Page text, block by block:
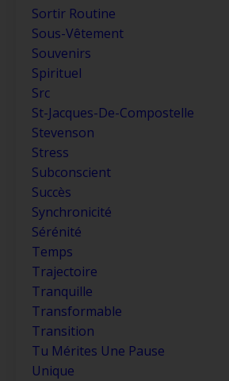
Sortir Routine
Sous-Vêtement
Souvenirs
Spirituel
Src
St-Jacques-De-Compostelle
Stevenson
Stress
Subconscient
Succès
Synchronicité
Sérénité
Temps
Trajectoire
Tranquille
Transformable
Transition
Tu Mérites Une Pause
Unique